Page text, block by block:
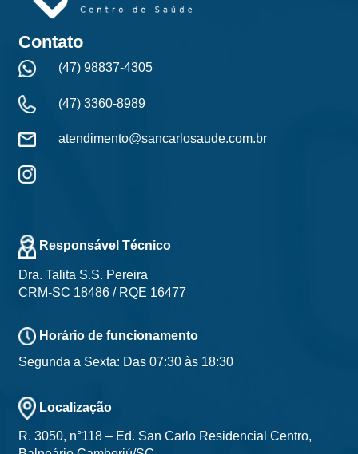
Contato
(47) 98837-4305
(47) 3360-8989
atendimento@sancarlosaude.com.br
Responsável Técnico
Dra. Talita S.S. Pereira
CRM-SC 18486 / RQE 16477
Horário de funcionamento
Segunda a Sexta: Das 07:30 às 18:30
Localização
R. 3050, n°118 – Ed. San Carlo Residencial Centro,